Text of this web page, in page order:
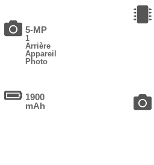
5-MP
1
Arrière
Appareil
Photo
1900
mAh